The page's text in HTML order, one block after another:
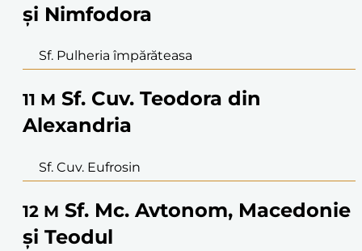
şi Nimfodora
Sf. Pulheria împărăteasa
11 M Sf. Cuv. Teodora din
Alexandria
Sf. Cuv. Eufrosin
12 M Sf. Mc. Avtonom, Macedonie
şi Teodul